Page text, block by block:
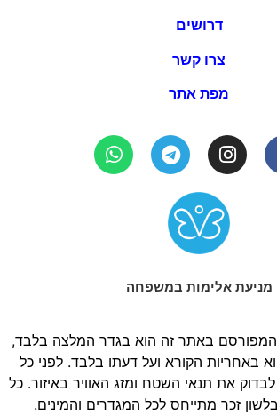
דרושים
צרו קשר
מפת אתר
מניעת אלימות במשפחה
המפורסם באתר זה הוא בגדר המלצה בלבד,
באחריות הקורא ועל דעתו בלבד. לפני כל
לבדוק את תנאי השטח ומזג האוויר באיזור. כל
זכר מתייחס לכל המגדרים והמינים.